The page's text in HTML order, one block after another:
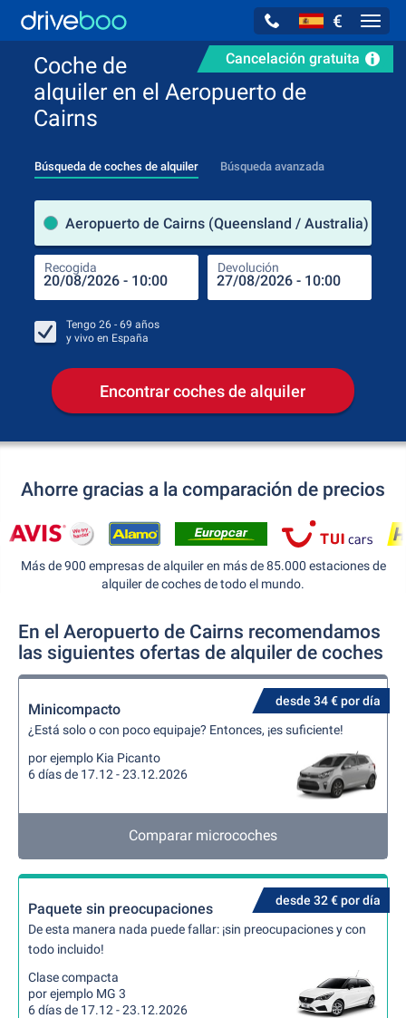
€
Cancelación gratuita
Coche de
alquiler en el Aeropuerto de
Cairns
Búsqueda de coches de alquiler Búsqueda avanzada
Aeropuerto de Cairns (Queensland / Australia)
Recogida Devolución
Tengo 26 - 69 años
y vivo en España
Encontrar coches de alquiler
Ahorre gracias a la comparación de precios
Más de 900 empresas de alquiler en más de 85.000 estaciones de
alquiler de coches de todo el mundo.
En el Aeropuerto de Cairns recomendamos
las siguientes ofertas de alquiler de coches
desde 34 € por día
Minicompacto
¿Está solo o con poco equipaje? Entonces, ¡es suficiente!
por ejemplo Kia Picanto
6 días de 17.12 - 23.12.2026
Comparar microcoches
desde 32 € por día
Paquete sin preocupaciones
De esta manera nada puede fallar: ¡sin preocupaciones y con
todo incluido!
Clase compacta
por ejemplo MG 3
6 días de 17.12 - 23.12.2026